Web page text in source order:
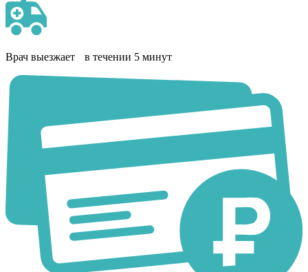
Врач выезжает в течении 5 минут